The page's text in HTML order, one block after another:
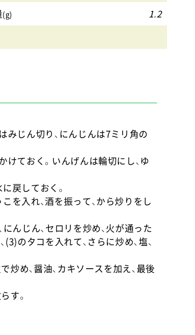
(g)
1.2
みじん切り、にんじんは7ミリ角の
けておく。いんげんは輪切にし、ゆ
戻しておく。
を入れ、酒を振って、から炒りをし
んじん、セロリを炒め、火が通った
(3)のタコを入れて、さらに炒め、塩、
炒め、醤油、カキソースを加え、最後
す。